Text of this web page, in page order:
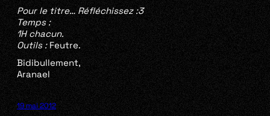
Pour le titre… Réfléchissez :3
Temps :
1H chacun.
Outils :Feutre.
Bidibullement,
Aranael
19 mai 2012